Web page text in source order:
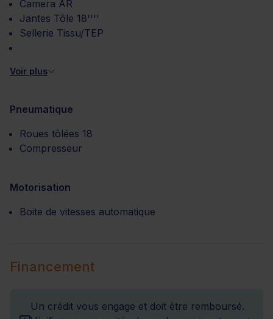
Camera AR
Jantes Tôle 18''''
Sellerie Tissu/TEP
Voir plus
Pneumatique
Roues tôlées 18
Compresseur
Motorisation
Boite de vitesses automatique
Financement
Un crédit vous engage et doit être remboursé.